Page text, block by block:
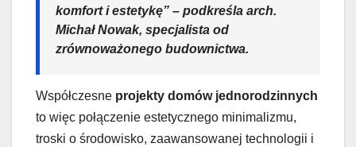
komfort i estetykę” – podkreśla arch.
Michał Nowak, specjalista od
zrównoważonego budownictwa.
Współczesne projekty domów jednorodzinnych
to więc połączenie estetycznego minimalizmu,
troski o środowisko, zaawansowanej technologii i